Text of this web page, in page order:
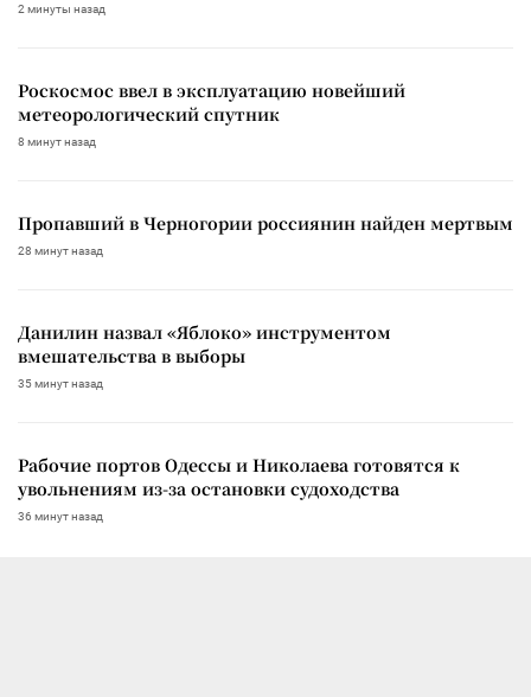
2 минуты назад
Роскосмос ввел в эксплуатацию новейший
метеорологический спутник
8 минут назад
Пропавший в Черногории россиянин найден мертвым
28 минут назад
Данилин назвал «Яблоко» инструментом
вмешательства в выборы
35 минут назад
Рабочие портов Одессы и Николаева готовятся к
увольнениям из-за остановки судоходства
36 минут назад